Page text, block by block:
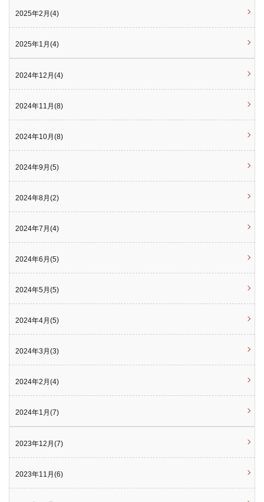
2025年2月(4)
2025年1月(4)
2024年12月(4)
2024年11月(8)
2024年10月(8)
2024年9月(5)
2024年8月(2)
2024年7月(4)
2024年6月(5)
2024年5月(5)
2024年4月(5)
2024年3月(3)
2024年2月(4)
2024年1月(7)
2023年12月(7)
2023年11月(6)